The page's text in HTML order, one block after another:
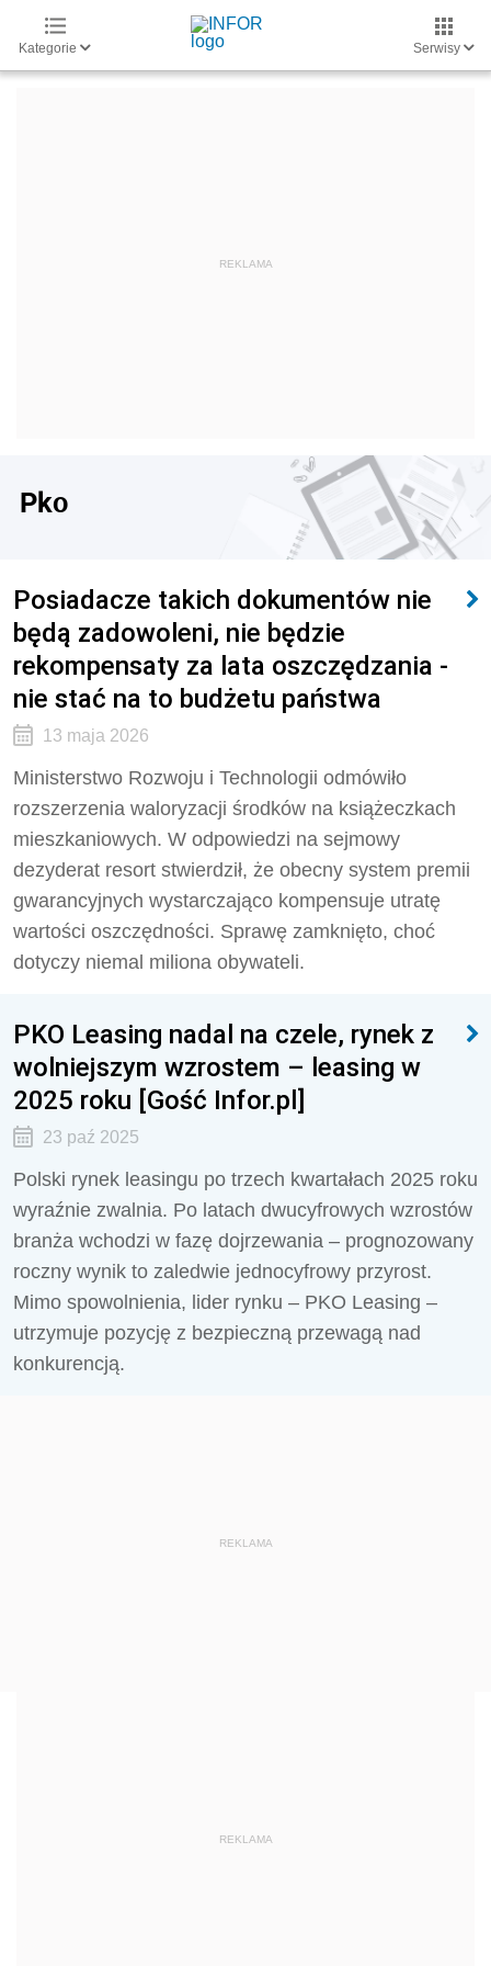
Kategorie Serwisy
Pko
Posiadacze takich dokumentów nie
będą zadowoleni, nie będzie
rekompensaty za lata oszczędzania -
nie stać na to budżetu państwa
13 maja 2026
Ministerstwo Rozwoju i Technologii odmówiło
rozszerzenia waloryzacji środków na książeczkach
mieszkaniowych. W odpowiedzi na sejmowy
dezyderat resort stwierdził, że obecny system premii
gwarancyjnych wystarczająco kompensuje utratę
wartości oszczędności. Sprawę zamknięto, choć
dotyczy niemal miliona obywateli.
PKO Leasing nadal na czele, rynek z
wolniejszym wzrostem – leasing w
2025 roku [Gość Infor.pl]
23 paź 2025
Polski rynek leasingu po trzech kwartałach 2025 roku
wyraźnie zwalnia. Po latach dwucyfrowych wzrostów
branża wchodzi w fazę dojrzewania – prognozowany
roczny wynik to zaledwie jednocyfrowy przyrost.
Mimo spowolnienia, lider rynku – PKO Leasing –
utrzymuje pozycję z bezpieczną przewagą nad
konkurencją.
REKLAMA
REKLAMA